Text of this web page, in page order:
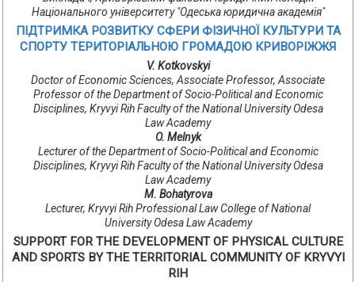
Національного університету "Одеська юридична академія"
ПІДТРИМКА РОЗВИТКУ СФЕРИ ФІЗИЧНОЇ КУЛЬТУРИ ТА
СПОРТУ ТЕРИТОРІАЛЬНОЮ ГРОМАДОЮ КРИВОРІЖЖЯ
V. Kotkovskyi
Doctor of Economic Sciences, Associate Professor, Associate
Professor of the Department of Socio-Political and Economic
Disciplines, Kryvyi Rih Faculty of the National University Odesa
Law Academy
O. Melnyk
Lecturer of the Department of Socio-Political and Economic
Disciplines, Kryvyi Rih Faculty of the National University Odesa
Law Academy
М. Bohatyrova
Lecturer, Kryvyi Rih Professional Law College of National
University Odesa Law Academy
SUPPORT FOR THE DEVELOPMENT OF PHYSICAL CULTURE
AND SPORTS BY THE TERRITORIAL COMMUNITY OF KRYVYI
RIH